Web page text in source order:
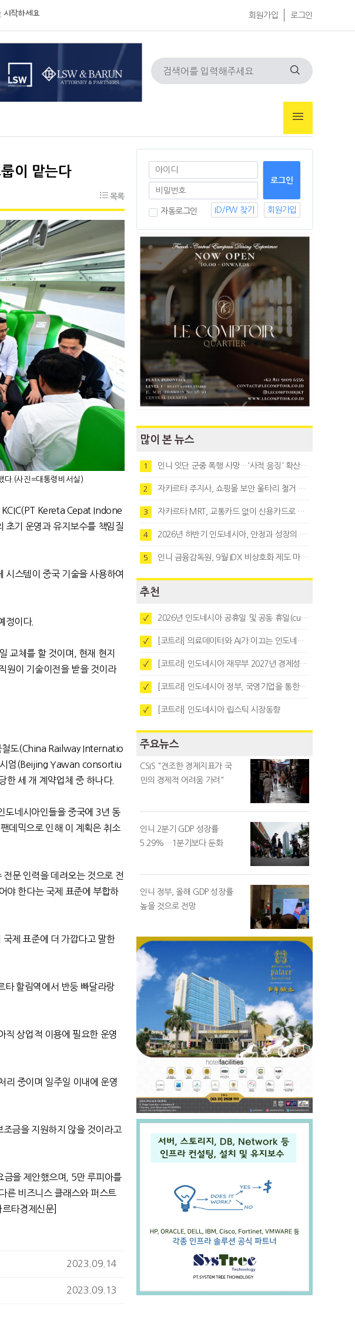
회원가입 로그인
이 맡는다
목록
다.(사진=대통령비서실)
KCIC(PT Kereta Cepat Indone
초기 운영과 유지보수를 책임질
시스템이 중국 기술을 사용하여
정이다.
교체를 할 것이며
현재 현지
원이 기술이전을 받을 것이라
도(China Railway Internatio
엄(Beijing Yawan consortiu
한 세 개 계약업체 중 하나다.
도네시아인들을 중국에 3년 동
팬데믹으로 인해 이 계획은 취소
문 인력을 데려오는 것으로 전
야 한다는 국제 표준에 부합하
국제 표준에 더 가깝다고 말한
타 할림역에서 반둥 빠달라랑
직 상업적 이용에 필요한 운영
리 중이며 일주일 이내에 운영
금을 지원하지 않을 것이라고
금을 제안했으며 , 5만 루피아를
른 비즈니스 클래스와 퍼스트
르타경제신문]
2023.09.14
2023.09.13
자동로그인 ID/PW 찾기 회원가입
많이 본 뉴스
1 인니 잇단 군중 폭행 사망…'사적 응징' 확산에 법치 우려
2 자카르타 주지사, 쇼핑몰 보안 울타리 철거 요청…"치안 문제없다"
3 자카르타 MRT, 교통카드 없이 신용카드로 바로 탄다
4 2026년 하반기 인도네시아, 안정과 성장의 시험대
5 인니 금융감독원, 9월 IDX 비상호화 제도 마련…주식회사 전환 본격화
추천
✓ 2026년 인도네시아 공휴일 및 공동 휴일(cuti bersama)
✓ [코트라] 의료데이터와 AI가 이끄는 인도네시아 디지털 헬스케어 시장 트렌드
✓ [코트라] 인도네시아 재무부 2027년 경제성장 전망 및 목표 발표
✓ [코트라] 인도네시아 정부, 국영기업을 통한 석탄·팜유·합금철 수출 중앙집중화 추진
✓ [코트라] 인도네시아 립스틱 시장동향
주요뉴스
CSIS "견조한 경제지표가 국
민의 경제적 어려움 가려"
인니 2분기 GDP 성장률
5.29%…1분기보다 둔화
인니 정부, 올해 GDP 성장률
높을 것으로 전망